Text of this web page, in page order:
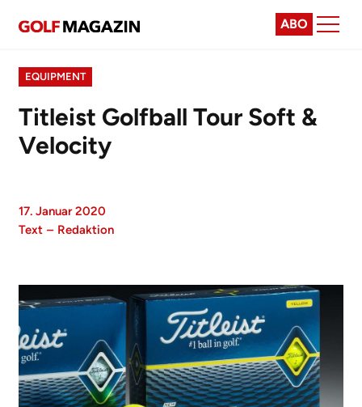
ABO
EQUIPMENT
Titleist Golfball Tour Soft &
Velocity
17. Januar 2020
Text – Redaktion